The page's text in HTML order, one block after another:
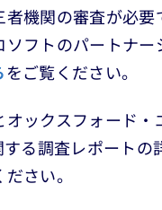
者機関の審査が必要
ソフトのパートナー
をご覧ください。
オックスフォード・
する調査レポートの
さい。